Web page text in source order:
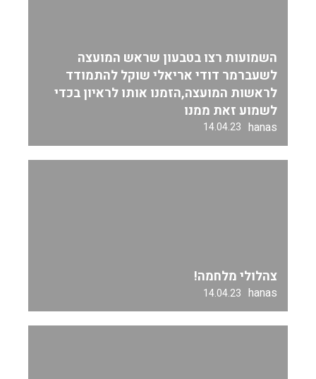
השמועות רצו בטבעון שראש המועצה
לשעברמר דודי אריאלי שוקל להתמודד
לראשות המועצה,הזמנו אותו לראיון בכדי
לשמוע זאת ממנו
hanas
14.04.23
צהלולי מלחמה!
hanas
14.04.23